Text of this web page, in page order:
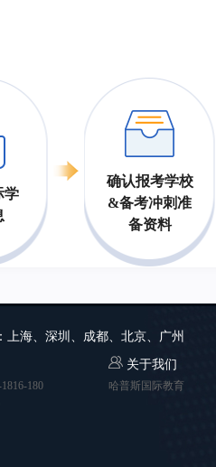
学
确认报考学校
&备考冲刺准
备资料
上海、深圳、成都、北京、广州
180
关于我们
哈普斯国际教育